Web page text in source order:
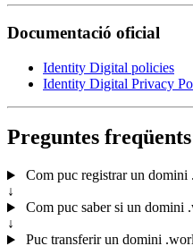
Documentació oficial
Identity Digital policies
Identity Digital Privacy
Preguntes freqüents
Com puc registrar un domini
↓
Com puc saber si un domini
↓
Puc transferir un domini